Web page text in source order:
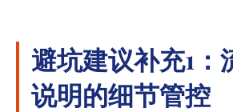
避坑建议补充1：
说明的细节管控